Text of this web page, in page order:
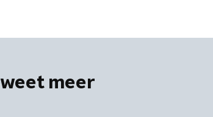
weet meer